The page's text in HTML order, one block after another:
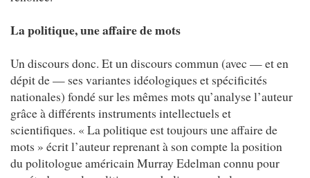
La politique, une affaire de mots
Un discours donc. Et un discours commun (avec — et en
dépit de — ses variantes idéologiques et spécificités
nationales) fondé sur les mêmes mots qu’analyse l’auteur
grâce à différents instruments intellectuels et
scientifiques. « La politique est toujours une affaire de
mots » écrit l’auteur reprenant à son compte la position
du politologue américain Murray Edelman connu pour